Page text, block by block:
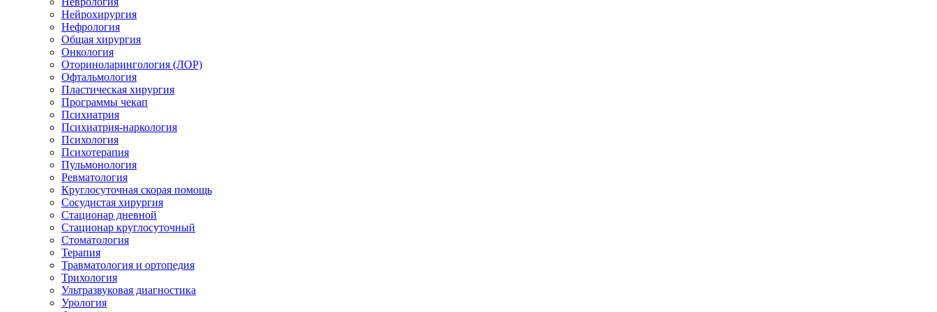
Нейрохирургия
Нефрология
Общая хирургия
Онкология
Оториноларингология (ЛОР)
Офтальмология
Пластическая хирургия
Программы чекап
Психиатрия
Психиатрия-наркология
Психология
Психотерапия
Пульмонология
Ревматология
Круглосуточная скорая помощь
Сосудистая хирургия
Стационар дневной
Стационар круглосуточный
Стоматология
Терапия
Травматология и ортопедия
Трихология
Ультразвуковая диагностика
Урология